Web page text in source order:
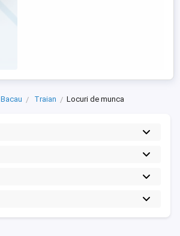
Bacau Traian Locuri de munca